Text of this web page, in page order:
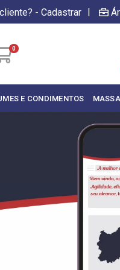
- Cadastrar |
0
E CONDIMENTOS